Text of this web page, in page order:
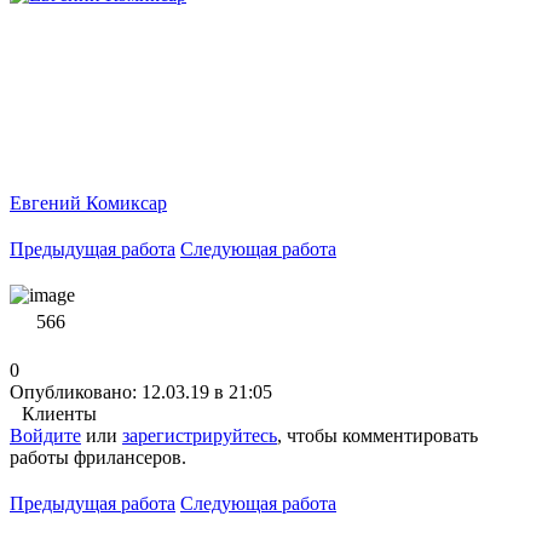
Евгений Комиксар
Предыдущая работа Следующая работа
566
0
Опубликовано: 12.03.19 в 21:05
Клиенты
Войдите или зарегистрируйтесь, чтобы комментировать
работы фрилансеров.
Предыдущая работа Следующая работа